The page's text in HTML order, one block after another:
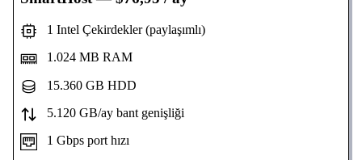
1 Intel Çekirdekler (paylaşımlı)
1.024 MB RAM
15.360 GB HDD
5.120 GB/ay bant genişliği
1 Gbps port hızı